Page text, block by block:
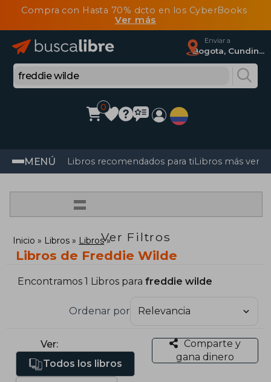
Compra con Hasta 70% dcto en los CyberBooks
Ver más
Enviar a
Bogota, Cundinamarca
0
MENÚ Libros recomendados para tiLibros más
=
Ver Filtros
Inicio Libros Libros
Libros de Freddie Wilde
Encontramos 1 Libros parafreddie wilde
Ordenar por
Ver:
Todos los libros
Comparte y
gana dinero